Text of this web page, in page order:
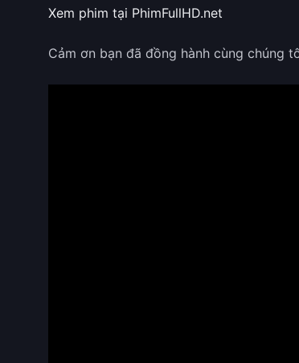
Xem phim tại PhimFullHD.net
Cảm ơn bạn đã đồng hành cùng chúng